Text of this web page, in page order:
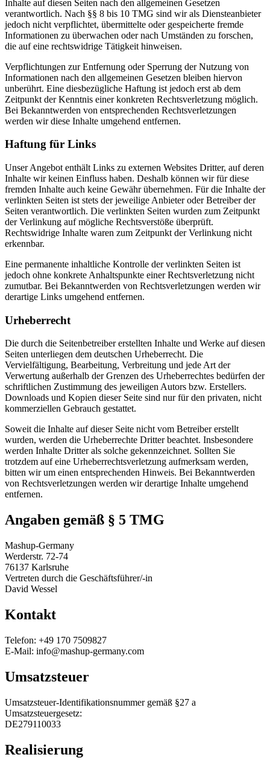
Inhalte auf diesen Seiten nach den allgemeinen Gesetzen
verantwortlich. Nach §§ 8 bis 10 TMG sind wir als Diensteanbieter
jedoch nicht verpflichtet, übermittelte oder gespeicherte fremde
Informationen zu überwachen oder nach Umständen zu forschen,
die auf eine rechtswidrige Tätigkeit hinweisen.
Verpflichtungen zur Entfernung oder Sperrung der Nutzung von
Informationen nach den allgemeinen Gesetzen bleiben hiervon
unberührt. Eine diesbezügliche Haftung ist jedoch erst ab dem
Zeitpunkt der Kenntnis einer konkreten Rechtsverletzung möglich.
Bei Bekanntwerden von entsprechenden Rechtsverletzungen
werden wir diese Inhalte umgehend entfernen.
Haftung für Links
Unser Angebot enthält Links zu externen Websites Dritter, auf deren
Inhalte wir keinen Einfluss haben. Deshalb können wir für diese
fremden Inhalte auch keine Gewähr übernehmen. Für die Inhalte der
verlinkten Seiten ist stets der jeweilige Anbieter oder Betreiber der
Seiten verantwortlich. Die verlinkten Seiten wurden zum Zeitpunkt
der Verlinkung auf mögliche Rechtsverstöße überprüft.
Rechtswidrige Inhalte waren zum Zeitpunkt der Verlinkung nicht
erkennbar.
Eine permanente inhaltliche Kontrolle der verlinkten Seiten ist
jedoch ohne konkrete Anhaltspunkte einer Rechtsverletzung nicht
zumutbar. Bei Bekanntwerden von Rechtsverletzungen werden wir
derartige Links umgehend entfernen.
Urheberrecht
Die durch die Seitenbetreiber erstellten Inhalte und Werke auf diesen
Seiten unterliegen dem deutschen Urheberrecht. Die
Vervielfältigung, Bearbeitung, Verbreitung und jede Art der
Verwertung außerhalb der Grenzen des Urheberrechtes bedürfen der
schriftlichen Zustimmung des jeweiligen Autors bzw. Erstellers.
Downloads und Kopien dieser Seite sind nur für den privaten, nicht
kommerziellen Gebrauch gestattet.
Soweit die Inhalte auf dieser Seite nicht vom Betreiber erstellt
wurden, werden die Urheberrechte Dritter beachtet. Insbesondere
werden Inhalte Dritter als solche gekennzeichnet. Sollten Sie
trotzdem auf eine Urheberrechtsverletzung aufmerksam werden,
bitten wir um einen entsprechenden Hinweis. Bei Bekanntwerden
von Rechtsverletzungen werden wir derartige Inhalte umgehend
entfernen.
Angaben gemäß § 5 TMG
Mashup-Germany
Werderstr. 72-74
76137 Karlsruhe
Vertreten durch die Geschäftsführer/-in
David Wessel
Kontakt
Telefon: +49 170 7509827
E-Mail: info@mashup-germany.com
Umsatzsteuer
Umsatzsteuer-Identifikationsnummer gemäß §27 a
Umsatzsteuergesetz:
DE279110033
Realisierung